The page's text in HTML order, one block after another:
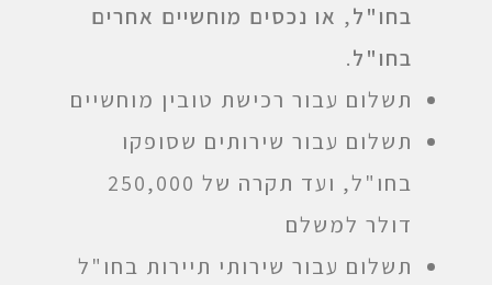
בחו"ל, או נכסים מוחשיים אחרים
בחו"ל.
תשלום עבור רכישת טובין מוחשיים
תשלום עבור שירותים שסופקו
בחו"ל, ועד תקרה של 250,000
דולר למשלם
תשלום עבור שירותי תיירות בחו"ל